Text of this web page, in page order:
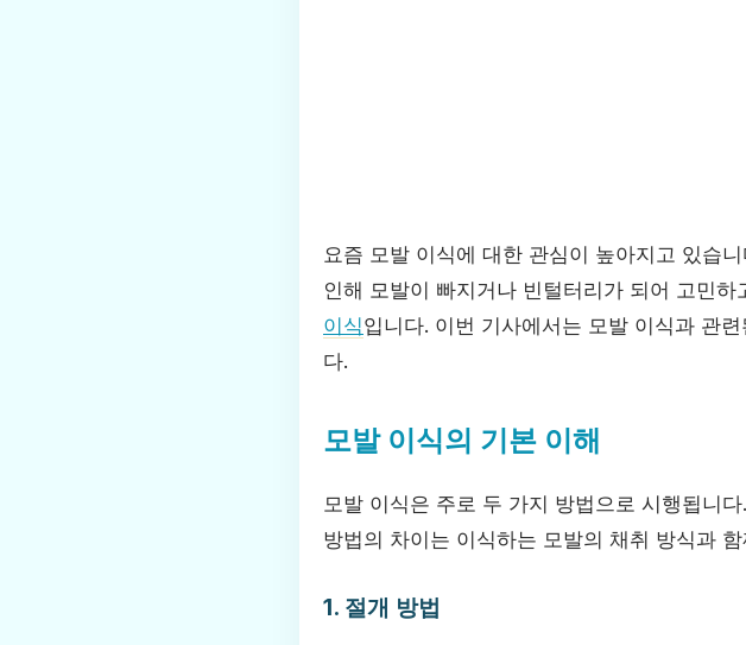
요즘 모발 이식에 대한 관심이 높아지고 있습
인해 모발이 빠지거나 빈털터리가 되어 고민
이식입니다. 이번 기사에서는 모발 이식과 관
다.
모발 이식의 기본 이해
모발 이식은 주로 두 가지 방법으로 시행됩니
방법의 차이는 이식하는 모발의 채취 방식과
1. 절개 방법